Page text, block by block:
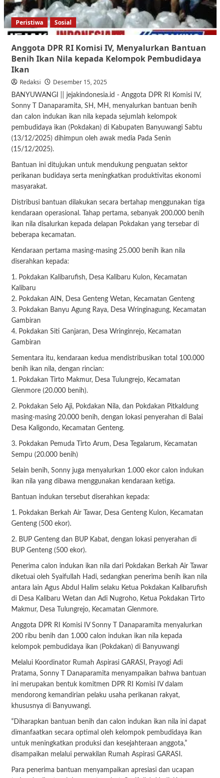
Peristiwa Sosial
Anggota DPR RI Komisi IV, Menyalurkan Bantuan
Benih Ikan Nila kepada Kelompok Pembudidaya
Ikan
Redaksi Desember 15, 2025
BANYUWANGI || jejakindonesia.id - Anggota DPR RI Komisi IV,
Sonny T Danaparamita, SH, MH, menyalurkan bantuan benih
dan calon indukan ikan nila kepada sejumlah kelompok
pembudidaya ikan (Pokdakan) di Kabupaten Banyuwangi Sabtu
(13/12/2025) dihimpun oleh awak media Pada Senin
(15/12/2025).
Bantuan ini ditujukan untuk mendukung penguatan sektor
perikanan budidaya serta meningkatkan produktivitas ekonomi
masyarakat.
Distribusi bantuan dilakukan secara bertahap menggunakan tiga
kendaraan operasional. Tahap pertama, sebanyak 200.000 benih
ikan nila disalurkan kepada delapan Pokdakan yang tersebar di
beberapa kecamatan.
Kendaraan pertama masing-masing 25.000 benih ikan nila
diserahkan kepada:
1. Pokdakan Kalibarufish, Desa Kalibaru Kulon, Kecamatan
Kalibaru
2. Pokdakan AIN, Desa Genteng Wetan, Kecamatan Genteng
3. Pokdakan Banyu Agung Raya, Desa Wringinagung, Kecamatan
Gambiran
4. Pokdakan Siti Ganjaran, Desa Wringinrejo, Kecamatan
Gambiran
Sementara itu, kendaraan kedua mendistribusikan total 100.000
benih ikan nila, dengan rincian:
1. Pokdakan Tirto Makmur, Desa Tulungrejo, Kecamatan
Glenmore (20.000 benih).
2. Pokdakan Selo Aji, Pokdakan Nila, dan Pokdakan Pitkaldung
masing-masing 20.000 benih, dengan lokasi penyerahan di Balai
Desa Kaligondo, Kecamatan Genteng.
3. Pokdakan Pemuda Tirto Arum, Desa Tegalarum, Kecamatan
Sempu (20.000 benih)
Selain benih, Sonny juga menyalurkan 1.000 ekor calon indukan
ikan nila yang dibawa menggunakan kendaraan ketiga.
Bantuan indukan tersebut diserahkan kepada:
1. Pokdakan Berkah Air Tawar, Desa Genteng Kulon, Kecamatan
Genteng (500 ekor).
2. BUP Genteng dan BUP Kabat, dengan lokasi penyerahan di
BUP Genteng (500 ekor).
Penerima calon indukan ikan nila dari Pokdakan Berkah Air Tawar
diketuai oleh Syaifullah Hadi, sedangkan penerima benih ikan nila
antara lain Agus Abdul Halim selaku Ketua Pokdakan Kalibarufish
di Desa Kalibaru Wetan dan Adi Nugroho, Ketua Pokdakan Tirto
Makmur, Desa Tulungrejo, Kecamatan Glenmore.
Anggota DPR RI Komisi IV Sonny T Danaparamita menyalurkan
200 ribu benih dan 1.000 calon indukan ikan nila kepada
kelompok pembudidaya ikan (Pokdakan) di Banyuwangi
Melalui Koordinator Rumah Aspirasi GARASI, Prayogi Adi
Pratama, Sonny T Danaparamita menyampaikan bahwa bantuan
ini merupakan bentuk komitmen DPR RI Komisi IV dalam
mendorong kemandirian pelaku usaha perikanan rakyat,
khususnya di Banyuwangi.
“Diharapkan bantuan benih dan calon indukan ikan nila ini dapat
dimanfaatkan secara optimal oleh kelompok pembudidaya ikan
untuk meningkatkan produksi dan kesejahteraan anggota,”
disampaikan melalui perwakilan Rumah Aspirasi GARASI.
Para penerima bantuan menyampaikan apresiasi dan ucapan